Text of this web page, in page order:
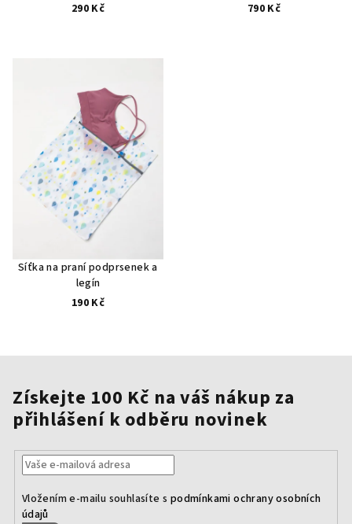
290 Kč
790 Kč
Síťka na praní podprsenek a
legín
190 Kč
Získejte 100 Kč na váš nákup za
přihlášení k odběru novinek
Vložením e-mailu souhlasíte s podmínkami ochrany osobních
údajů